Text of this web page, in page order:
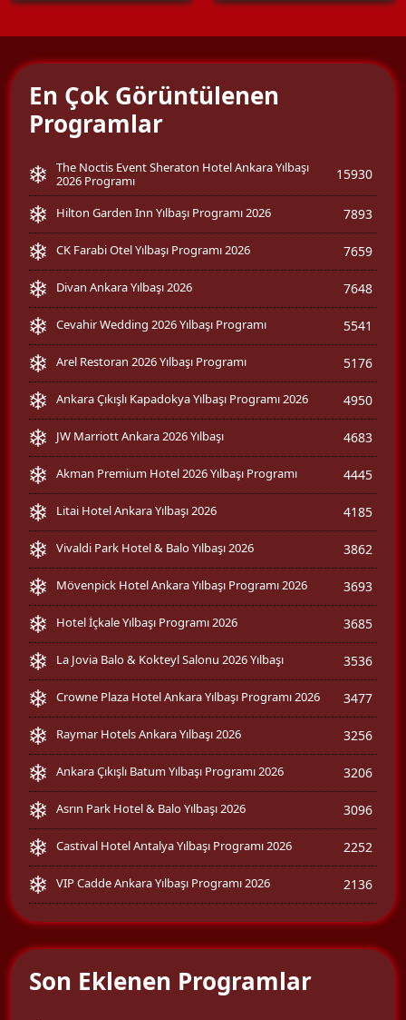
En Çok Görüntülenen
Programlar
The Noctis Event Sheraton Hotel Ankara Yılbaşı
2026 Programı
15930
Hilton Garden Inn Yılbaşı Programı 2026 7893
CK Farabi Otel Yılbaşı Programı 2026 7659
Divan Ankara Yılbaşı 2026 7648
Cevahir Wedding 2026 Yılbaşı Programı 5541
Arel Restoran 2026 Yılbaşı Programı 5176
Ankara Çıkışlı Kapadokya Yılbaşı Programı 2026 4950
JW Marriott Ankara 2026 Yılbaşı 4683
Akman Premium Hotel 2026 Yılbaşı Programı 4445
Litai Hotel Ankara Yılbaşı 2026 4185
Vivaldi Park Hotel & Balo Yılbaşı 2026 3862
Mövenpick Hotel Ankara Yılbaşı Programı 2026 3693
Hotel İçkale Yılbaşı Programı 2026 3685
La Jovia Balo & Kokteyl Salonu 2026 Yılbaşı 3536
Crowne Plaza Hotel Ankara Yılbaşı Programı 2026 3477
Raymar Hotels Ankara Yılbaşı 2026 3256
Ankara Çıkışlı Batum Yılbaşı Programı 2026 3206
Asrın Park Hotel & Balo Yılbaşı 2026 3096
Castival Hotel Antalya Yılbaşı Programı 2026 2252
VIP Cadde Ankara Yılbaşı Programı 2026 2136
Son Eklenen Programlar